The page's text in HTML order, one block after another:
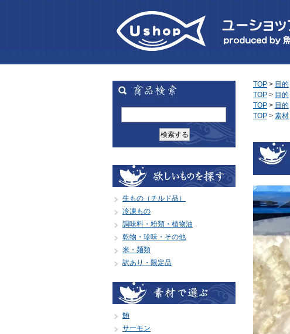
生もの（チルド品）
冷凍もの
調味料・粉類・植物油
乾物・珍味・その他
米・麺類
訳あり・限定品
鮪
サーモン
TOP > 目的
TOP > 目的
TOP > 目的
TOP > 素材